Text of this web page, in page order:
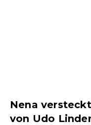
Nena
von Udo